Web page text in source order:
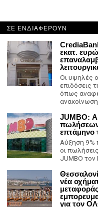
Επικοινωνία
ΣΕ ΕΝΔΙΑΦΕΡΟΥΝ
εκατ.
Οι υψηλές
επιδόσεις
όπως
ανακοίνωση
JUMBO:
επτάμηνο
Αύξηση 9%
οι
JUMBO τον
νέα
μεταφοράς
για τον